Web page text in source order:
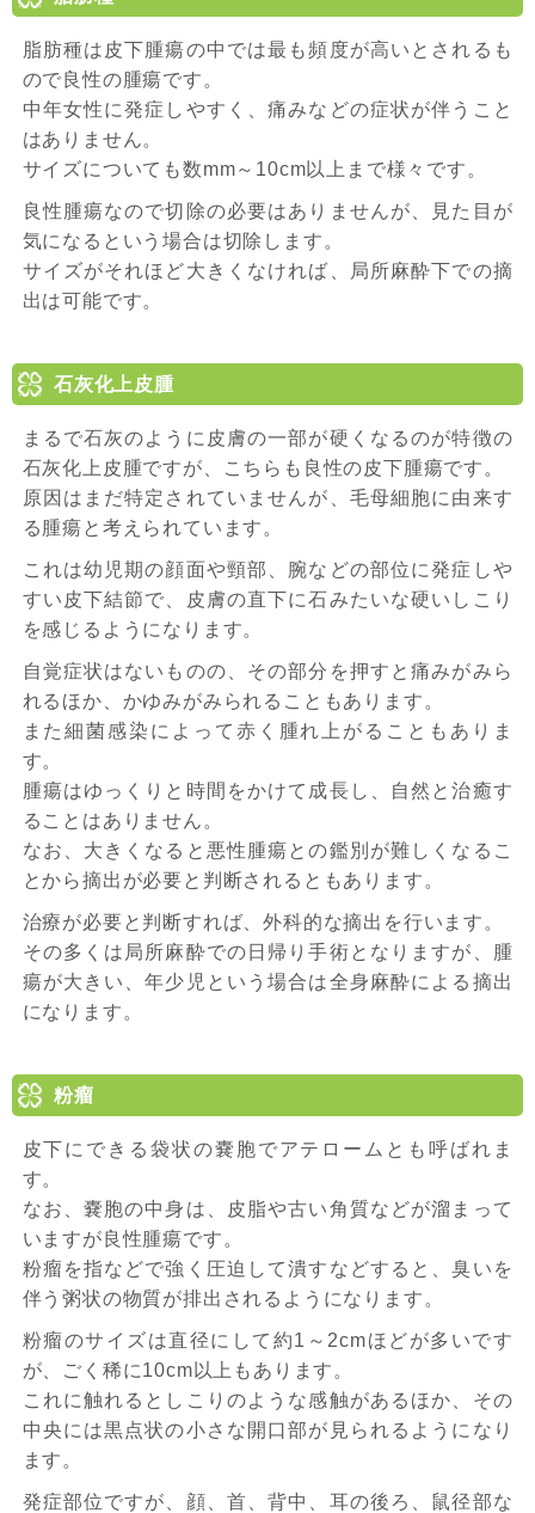
脂肪種は皮下腫瘍の中では最も頻度が高いとされるも
ので良性の腫瘍です。
中年女性に発症しやすく、痛みなどの症状が伴うこと
はありません。
サイズについても数mm～10cm以上まで様々です。
良性腫瘍なので切除の必要はありませんが、見た目が
気になるという場合は切除します。
サイズがそれほど大きくなければ、局所麻酔下での摘
出は可能です。
石灰化上皮腫
まるで石灰のように皮膚の一部が硬くなるのが特徴の
石灰化上皮腫ですが、こちらも良性の皮下腫瘍です。
原因はまだ特定されていませんが、毛母細胞に由来す
る腫瘍と考えられています。
これは幼児期の顔面や頸部、腕などの部位に発症しや
すい皮下結節で、皮膚の直下に石みたいな硬いしこり
を感じるようになります。
自覚症状はないものの、その部分を押すと痛みがみら
れるほか、かゆみがみられることもあります。
また細菌感染によって赤く腫れ上がることもありま
す。
腫瘍はゆっくりと時間をかけて成長し、自然と治癒す
ることはありません。
なお、大きくなると悪性腫瘍との鑑別が難しくなるこ
とから摘出が必要と判断されるともあります。
治療が必要と判断すれば、外科的な摘出を行います。
その多くは局所麻酔での日帰り手術となりますが、腫
瘍が大きい、年少児という場合は全身麻酔による摘出
になります。
粉瘤
皮下にできる袋状の嚢胞でアテロームとも呼ばれま
す。
なお、嚢胞の中身は、皮脂や古い角質などが溜まって
いますが良性腫瘍です。
粉瘤を指などで強く圧迫して潰すなどすると、臭いを
伴う粥状の物質が排出されるようになります。
粉瘤のサイズは直径にして約1～2cmほどが多いです
が、ごく稀に10cm以上もあります。
これに触れるとしこりのような感触があるほか、その
中央には黒点状の小さな開口部が見られるようになり
ます。
発症部位ですが、顔、首、背中、耳の後ろ、鼠径部な